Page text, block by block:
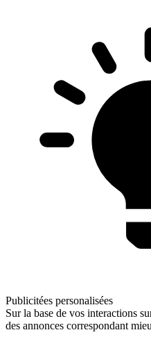
Publicitées personalisées
Sur la base de vos interactions
des annonces correspondant